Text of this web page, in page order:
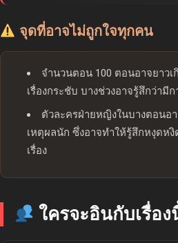
จุดที่อาจไม่ถูกใจทุกคน
จำนวนตอน 100 ตอนอาจยาว
เรื่องกระชับ บางช่วงอาจรู้สึกว่ามี
ตัวละครฝ่ายหญิงในบางตอนอ
เหตุผลนัก ซึ่งอาจทำให้รู้สึกหงุดห
เรื่อง
ใครจะอินกับเรื่อง